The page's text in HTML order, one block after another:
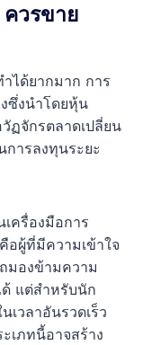
วรขาย
ได้ยากมาก การ
ซึ่งนำโดยหุ้น
ฏจักรตลาดเปลี่ยน
การลงทุนระยะ
ครื่องมือการ
อผู้ที่มีความเข้าใจ
มองข้ามความ
ด้ แต่สำหรับนัก
วลาอันรวดเร็ว
เภทนี้อาจสร้าง